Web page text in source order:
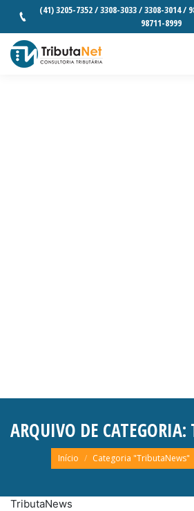
(41) 3205-7352 / 3308-3033 / 3308-3014 /
98711-8999
ARQUIVO DE CATEGORIA:
Você está aqui:
Início Categoria "TributaNews"
TributaNews